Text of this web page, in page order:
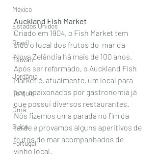
México
Estados Unidos
Brasil
Taiwan
Jordânia
Turquia
Omã
Suiça
Portugal
Auckland Fish Market
Criado em 1904, o Fish Market tem
sido o local dos frutos do  mar da
Nova Zelândia há mais de 100 anos.
Após ser reformado, o Auckland Fish
Market é, atualmente, um local para
por  apaixonados por gastronomia já
que possui diversos restaurantes.
Nós fizemos uma parada no fim da
tarde e provamos alguns aperitivos de
frutos do mar acompanhados de
vinho local.